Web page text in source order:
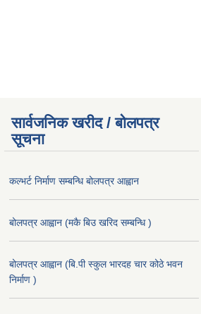
सार्वजनिक खरीद / बोलपत्र
सूचना
कल्भर्ट निर्माण सम्बन्धि बोलपत्र आह्वान
बोलपत्र आह्वान (मकै बिउ खरिद सम्बन्धि )
बोलपत्र आह्वान (बि.पी स्कुल भारदह चार कोठे भवन
निर्माण )